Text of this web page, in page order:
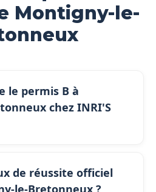
Montigny-le-
le permis B à
chez INRI'S
de réussite officiel
le-Bretonneux ?